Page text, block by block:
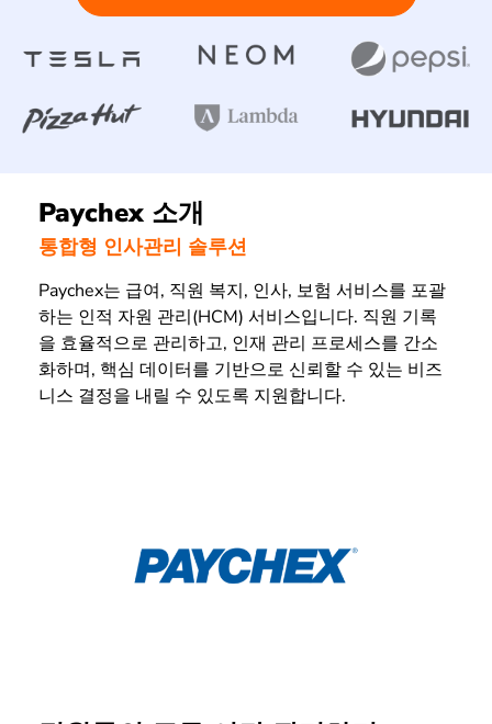
Paychex 소개
통합형 인사관리 솔루션
Paychex는 급여, 직원 복지, 인사, 보험 서비스를 포괄
하는 인적 자원 관리(HCM) 서비스입니다. 직원 기록
을 효율적으로 관리하고, 인재 관리 프로세스를 간소
화하며, 핵심 데이터를 기반으로 신뢰할 수 있는 비즈
니스 결정을 내릴 수 있도록 지원합니다.